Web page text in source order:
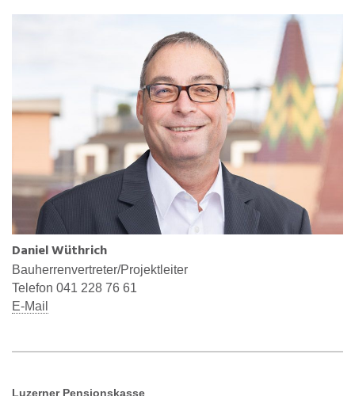
Daniel Wüthrich
Bauherrenvertreter/Projektleiter
Telefon 041 228 76 61
E-Mail
Luzerner Pensionskasse